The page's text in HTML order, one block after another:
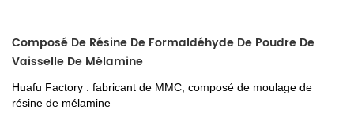
Composé De Résine De Formaldéhyde De Poudre De
Vaisselle De Mélamine
Huafu Factory : fabricant de MMC, composé de moulage de
résine de mélamine